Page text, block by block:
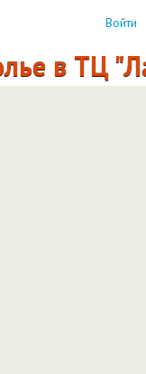
в ТЦ
Войти